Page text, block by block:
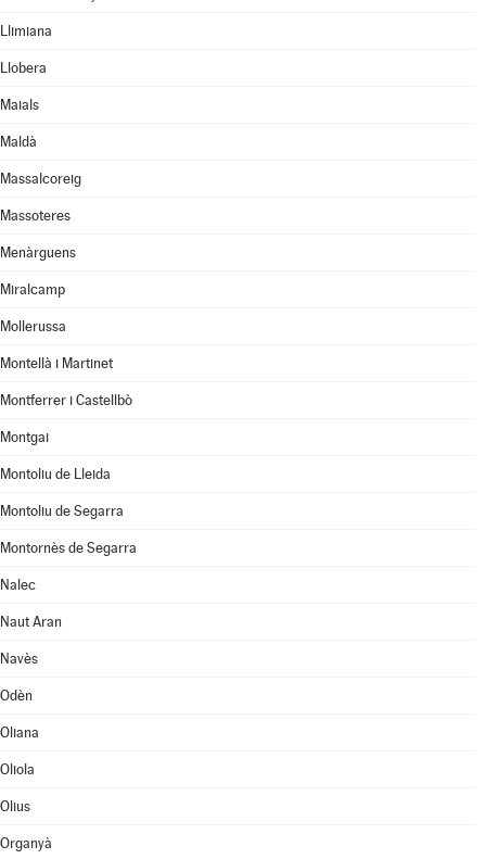
Llimiana
Llobera
Maials
Maldà
Massalcoreig
Massoteres
Menàrguens
Miralcamp
Mollerussa
Montellà i Martinet
Montferrer i Castellbò
Montgai
Montoliu de Lleida
Montoliu de Segarra
Montornès de Segarra
Nalec
Naut Aran
Navès
Odèn
Oliana
Oliola
Olius
Organyà